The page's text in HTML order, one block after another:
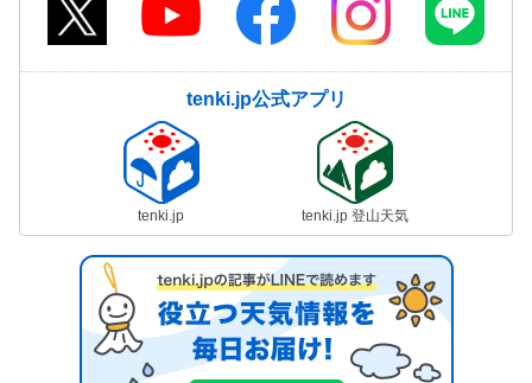
tenki.jp公式アプリ
tenki.jp tenki.jp 登山天気